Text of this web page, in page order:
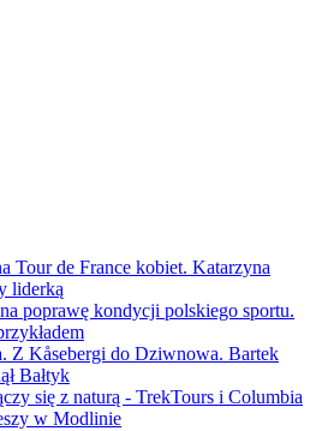
Tour de France kobiet. Katarzyna
liderką
poprawę kondycji polskiego sportu.
Z Kåsebergi do Dziwnowa. Bartek
Bałtyk
się z naturą - TrekTours i Columbia
w Modlinie